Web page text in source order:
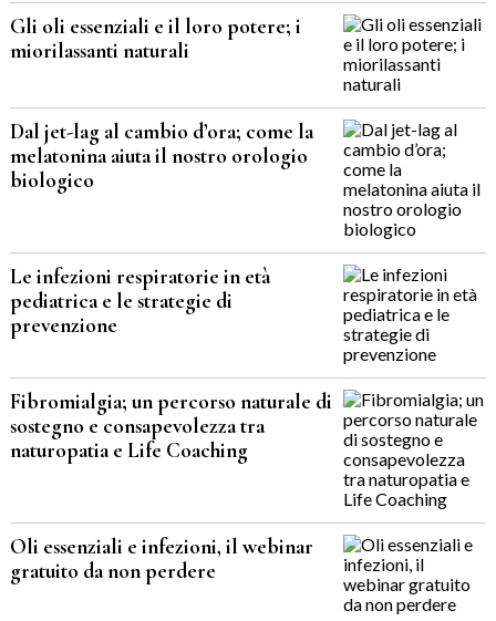
Gli oli essenziali e il loro potere; i
miorilassanti naturali
Dal jet-lag al cambio d’ora; come la
melatonina aiuta il nostro orologio
biologico
Le infezioni respiratorie in età
pediatrica e le strategie di
prevenzione
Fibromialgia; un percorso naturale di
sostegno e consapevolezza tra
naturopatia e Life Coaching
Oli essenziali e infezioni, il webinar
gratuito da non perdere